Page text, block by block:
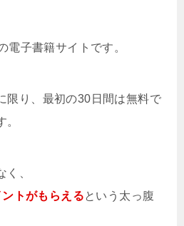
電子書籍サイトです。
限り、最初の30日間は無料で
く、
トがもらえるという太っ腹